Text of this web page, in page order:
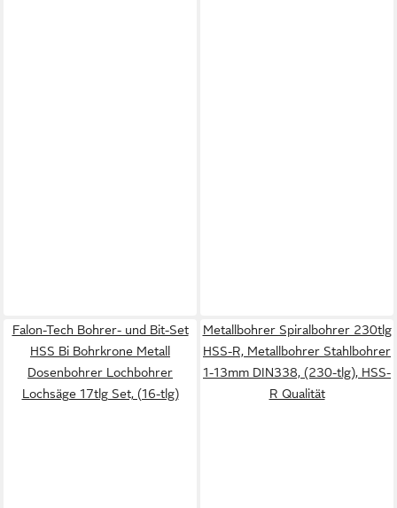
Falon-Tech Bohrer- und Bit-Set
HSS Bi Bohrkrone Metall
Dosenbohrer Lochbohrer
Lochsäge 17tlg Set, (16-tlg)
Metallbohrer Spiralbohrer 230tlg
HSS-R, Metallbohrer Stahlbohrer
1-13mm DIN338, (230-tlg), HSS-
R Qualität